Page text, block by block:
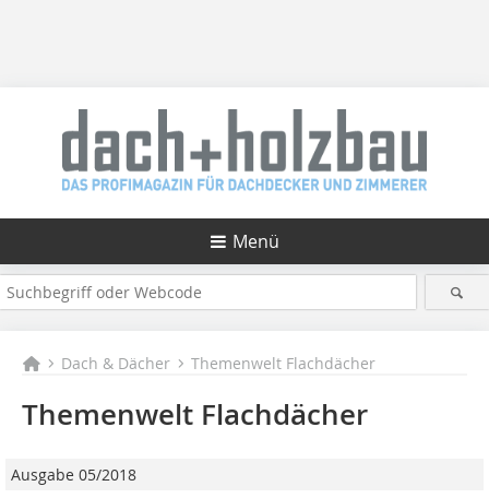
Menü
Dach & Dächer Themenwelt Flachdächer
Themenwelt Flachdächer
Ausgabe 05/2018